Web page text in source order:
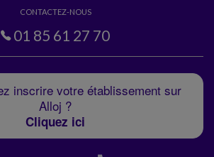
CONTACTEZ-NOUS
01 85 61 27 70
inscrire votre établissement sur
Alloj ?
Cliquez ici